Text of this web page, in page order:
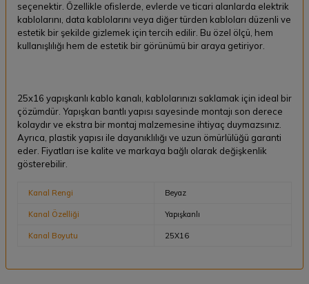
seçenektir. Özellikle ofislerde, evlerde ve ticari alanlarda elektrik
kablolarını, data kablolarını veya diğer türden kabloları düzenli ve
estetik bir şekilde gizlemek için tercih edilir. Bu özel ölçü, hem
kullanışlılığı hem de estetik bir görünümü bir araya getiriyor.
25x16 yapışkanlı kablo kanalı, kablolarınızı saklamak için ideal bir
çözümdür. Yapışkan bantlı yapısı sayesinde montajı son derece
kolaydır ve ekstra bir montaj malzemesine ihtiyaç duymazsınız.
Ayrıca, plastik yapısı ile dayanıklılığı ve uzun ömürlülüğü garanti
eder. Fiyatları ise kalite ve markaya bağlı olarak değişkenlik
gösterebilir.
Kanal Rengi Beyaz
Kanal Özelliği Yapışkanlı
Kanal Boyutu 25X16